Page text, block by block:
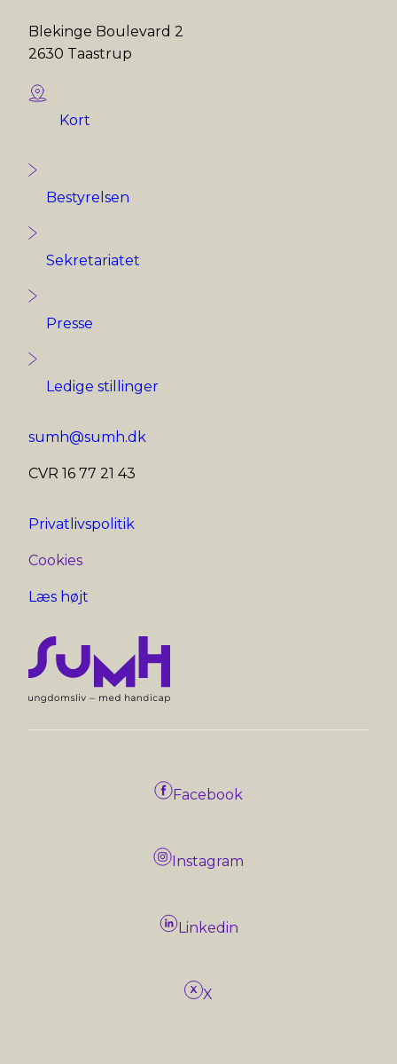
Blekinge Boulevard 2
2630 Taastrup
Kort
Bestyrelsen
Sekretariatet
Presse
Ledige stillinger
sumh@sumh.dk
CVR 16 77 21 43
Privatlivspolitik
Cookies
Læs højt
Facebook
Instagram
Linkedin
X